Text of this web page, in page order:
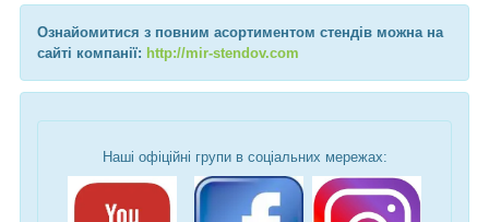
Ознайомитися з повним асортиментом стендів можна на
сайті компанії: http://mir-stendov.com
Наші офіційні групи в соціальних мережах: